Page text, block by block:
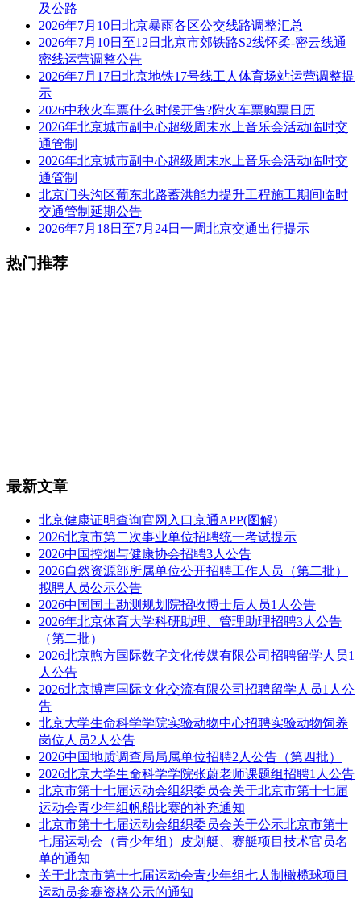
及公路
2026年7月10日北京暴雨各区公交线路调整汇总
2026年7月10日至12日北京市郊铁路S2线怀柔-密云线通
密线运营调整公告
2026年7月17日北京地铁17号线工人体育场站运营调整提
示
2026中秋火车票什么时候开售?附火车票购票日历
2026年北京城市副中心超级周末水上音乐会活动临时交
通管制
2026年北京城市副中心超级周末水上音乐会活动临时交
通管制
北京门头沟区葡东北路蓄洪能力提升工程施工期间临时
交通管制延期公告
2026年7月18日至7月24日一周北京交通出行提示
热门推荐
最新文章
北京健康证明查询官网入口京通APP(图解)
2026北京市第二次事业单位招聘统一考试提示
2026中国控烟与健康协会招聘3人公告
2026自然资源部所属单位公开招聘工作人员（第二批）
拟聘人员公示公告
2026中国国土勘测规划院招收博士后人员1人公告
2026年北京体育大学科研助理、管理助理招聘3人公告
（第二批）
2026北京煦方国际数字文化传媒有限公司招聘留学人员1
人公告
2026北京博声国际文化交流有限公司招聘留学人员1人公
告
北京大学生命科学学院实验动物中心招聘实验动物饲养
岗位人员2人公告
2026中国地质调查局局属单位招聘2人公告（第四批）
2026北京大学生命科学学院张蔚老师课题组招聘1人公告
北京市第十七届运动会组织委员会关于北京市第十七届
运动会青少年组帆船比赛的补充通知
北京市第十七届运动会组织委员会关于公示北京市第十
七届运动会（青少年组）皮划艇、赛艇项目技术官员名
单的通知
关于北京市第十七届运动会青少年组七人制橄榄球项目
运动员参赛资格公示的通知